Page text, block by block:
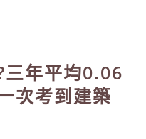
三年平均0.06
次考到建築